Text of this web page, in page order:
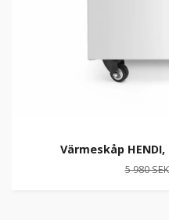
Värmeskåp
5 980 SEK